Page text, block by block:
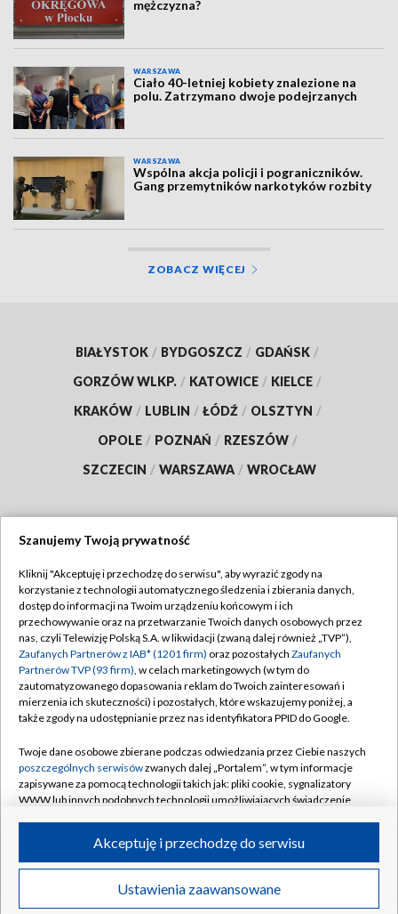
mężczyzna?
WARSZAWA
Ciało 40-letniej kobiety znalezione na
polu. Zatrzymano dwoje podejrzanych
WARSZAWA
Wspólna akcja policji i pograniczników.
Gang przemytników narkotyków rozbity
ZOBACZ WIĘCEJ
BIAŁYSTOK / BYDGOSZCZ / GDAŃSK /
GORZÓW WLKP. / KATOWICE / KIELCE /
KRAKÓW / LUBLIN / ŁÓDŹ / OLSZTYN /
OPOLE / POZNAŃ / RZESZÓW /
SZCZECIN / WARSZAWA / WROCŁAW
TVP
Abonament TVP
Emisja w TVP
Centrum informacji TVP
Naziemna Telewizja Cyfrowa
Rada Programowa
System NOS
Informacje o nadawcy
Program dla prasy
Ogłoszenie przetargowe
Regulamin TVP
Polityka prywatności
Moje zgody
Pomoc
Kontakt
Kanały
©2026 Telewizja Polska S.A. w likwidacji
Szanujemy Twoją prywatność
Kliknij "Akceptuję i przechodzę do serwisu", aby wyrazić zgody na
korzystanie z technologii automatycznego śledzenia i zbierania danych,
dostęp do informacji na Twoim urządzeniu końcowym i ich
przechowywanie oraz na przetwarzanie Twoich danych osobowych przez
nas, czyli Telewizję Polską S.A. w likwidacji (zwaną dalej również „TVP”),
Zaufanych Partnerów z IAB* (1201 firm) oraz pozostałych Zaufanych
Partnerów TVP (93 firm), w celach marketingowych (w tym do
zautomatyzowanego dopasowania reklam do Twoich zainteresowań i
mierzenia ich skuteczności) i pozostałych, które wskazujemy poniżej, a
także zgody na udostępnianie przez nas identyfikatora PPID do Google.
Twoje dane osobowe zbierane podczas odwiedzania przez Ciebie naszych
poszczególnych serwisówzwanych dalej „Portalem”, w tym informacje
zapisywane za pomocą technologii takich jak: pliki cookie, sygnalizatory
WWW lub innych podobnych technologii umożliwiających świadczenie
ruchu w Internecie.
Twoje dane osobowe zbierane podczas odwiedzania przez Ciebie
poszczególnych serwisówna Portalu, takie jak adresy IP, identyfikatory
Ustawienia zaawansowane
Akceptuję i przechodzę do serwisu